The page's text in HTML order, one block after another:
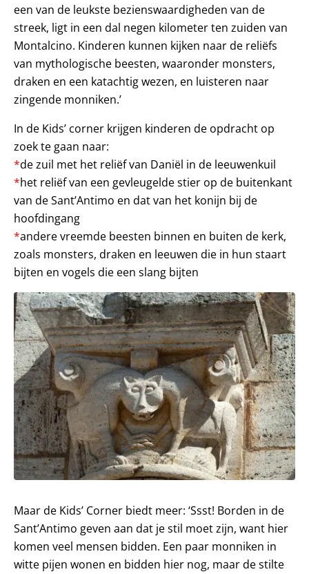
een van de leukste bezienswaardigheden van de
streek, ligt in een dal negen kilometer ten zuiden van
Montalcino. Kinderen kunnen kijken naar de reliëfs
van mythologische beesten, waaronder monsters,
draken en een katachtig wezen, en luisteren naar
zingende monniken.’
In de Kids’ corner krijgen kinderen de opdracht op
zoek te gaan naar:
*de zuil met het reliëf van Daniël in de leeuwenkuil
*het reliëf van een gevleugelde stier op de buitenkant
van de Sant’Antimo en dat van het konijn bij de
hoofdingang
*andere vreemde beesten binnen en buiten de kerk,
zoals monsters, draken en leeuwen die in hun staart
bijten en vogels die een slang bijten
Maar de Kids’ Corner biedt meer: ‘Ssst! Borden in de
Sant’Antimo geven aan dat je stil moet zijn, want hier
komen veel mensen bidden. Een paar monniken in
witte pijen wonen en bidden hier nog, maar de stilte